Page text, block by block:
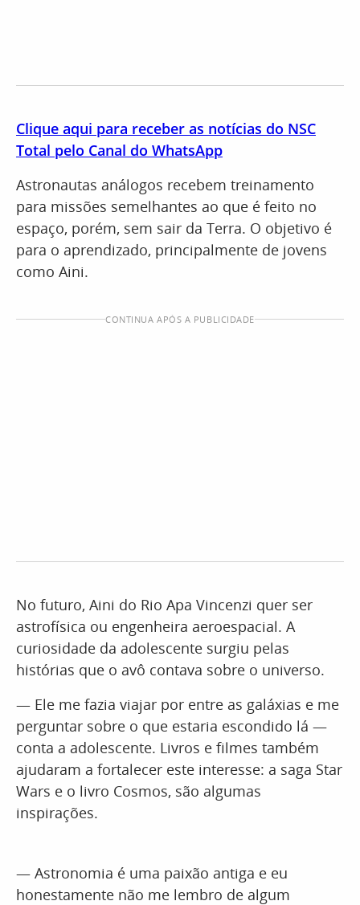
Clique aqui para receber as notícias do NSC
Total pelo Canal do WhatsApp
Astronautas análogos recebem treinamento
para missões semelhantes ao que é feito no
espaço, porém, sem sair da Terra. O objetivo é
para o aprendizado, principalmente de jovens
como Aini.
CONTINUA APÓS A PUBLICIDADE
No futuro, Aini do Rio Apa Vincenzi quer ser
astrofísica ou engenheira aeroespacial. A
curiosidade da adolescente surgiu pelas
histórias que o avô contava sobre o universo.
— Ele me fazia viajar por entre as galáxias e me
perguntar sobre o que estaria escondido lá —
conta a adolescente. Livros e filmes também
ajudaram a fortalecer este interesse: a saga Star
Wars e o livro Cosmos, são algumas
inspirações.
— Astronomia é uma paixão antiga e eu
honestamente não me lembro de algum